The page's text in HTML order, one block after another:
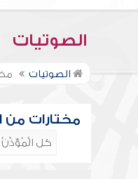
الصوتيات
الصوتيات
مختارات من